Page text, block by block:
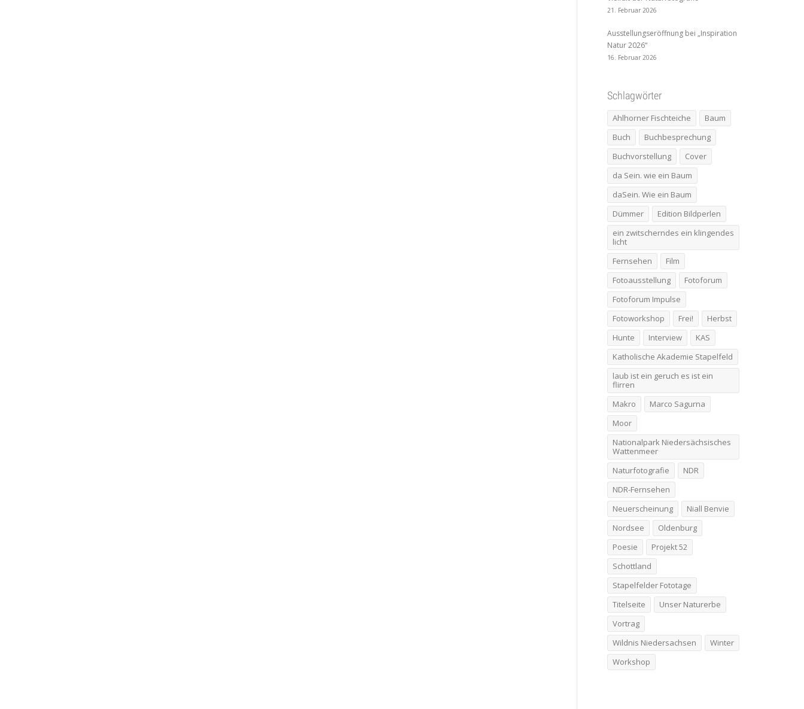
21. Februar 2026
Ausstellungseröffnung bei „Inspiration
Natur 2026“
16. Februar 2026
Schlagwörter
Ahlhorner Fischteiche
Baum
Buch
Buchbesprechung
Buchvorstellung
Cover
da Sein. wie ein Baum
daSein. Wie ein Baum
Dümmer
Edition Bildperlen
ein zwitscherndes ein klingendes
licht
Fernsehen
Film
Fotoausstellung
Fotoforum
Fotoforum Impulse
Fotoworkshop
Frei!
Herbst
Hunte
Interview
KAS
Katholische Akademie Stapelfeld
laub ist ein geruch es ist ein
flirren
Makro
Marco Sagurna
Moor
Nationalpark Niedersächsisches
Wattenmeer
Naturfotografie
NDR
NDR-Fernsehen
Neuerscheinung
Niall Benvie
Nordsee
Oldenburg
Poesie
Projekt 52
Schottland
Stapelfelder Fototage
Titelseite
Unser Naturerbe
Vortrag
Wildnis Niedersachsen
Winter
Workshop